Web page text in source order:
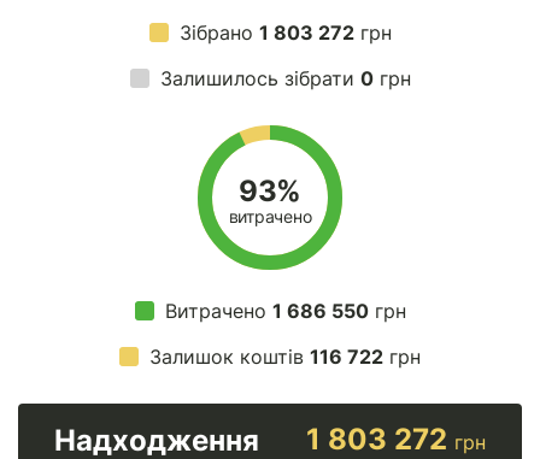
Зібрано 1 803 272грн
Залишилось зібрати 0грн
93%
витрачено
Витрачено 1 686 550грн
Залишок коштів 116 722 грн
Надходження 1 803 272 грн